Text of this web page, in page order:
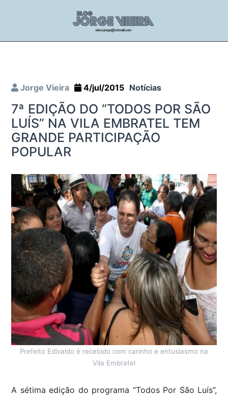
Jorge Vieira 4/jul/2015 Notícias
7ª EDIÇÃO DO “TODOS POR SÃO
LUÍS” NA VILA EMBRATEL TEM
GRANDE PARTICIPAÇÃO
POPULAR
Prefeito Edivaldo é recebido com carinho e entusiasmo na
Vila Embratel
A sétima edição do programa “Todos Por São Luís”,